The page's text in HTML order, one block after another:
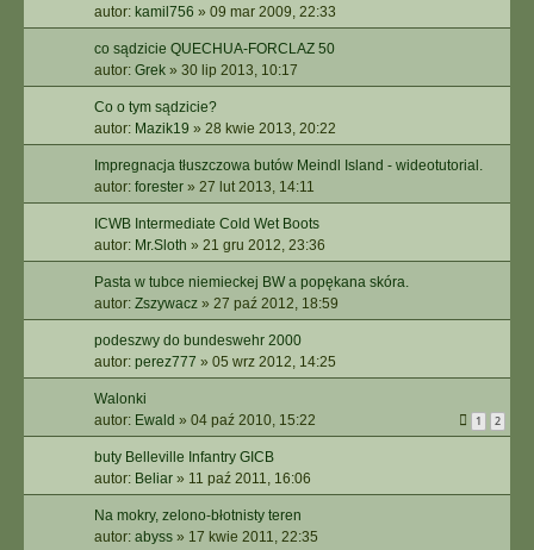
autor: kamil756 » 09 mar 2009, 22:33
co sądzicie QUECHUA-FORCLAZ 50
autor: Grek » 30 lip 2013, 10:17
Co o tym sądzicie?
autor: Mazik19 » 28 kwie 2013, 20:22
Impregnacja tłuszczowa butów Meindl Island - wideotutorial.
autor: forester » 27 lut 2013, 14:11
ICWB Intermediate Cold Wet Boots
autor: Mr.Sloth » 21 gru 2012, 23:36
Pasta w tubce niemieckej BW a popękana skóra.
autor: Zszywacz » 27 paź 2012, 18:59
podeszwy do bundeswehr 2000
autor: perez777 » 05 wrz 2012, 14:25
Walonki
autor: Ewald » 04 paź 2010, 15:22 1 2
buty Belleville Infantry GICB
autor: Beliar » 11 paź 2011, 16:06
Na mokry, zelono-błotnisty teren
autor: abyss » 17 kwie 2011, 22:35